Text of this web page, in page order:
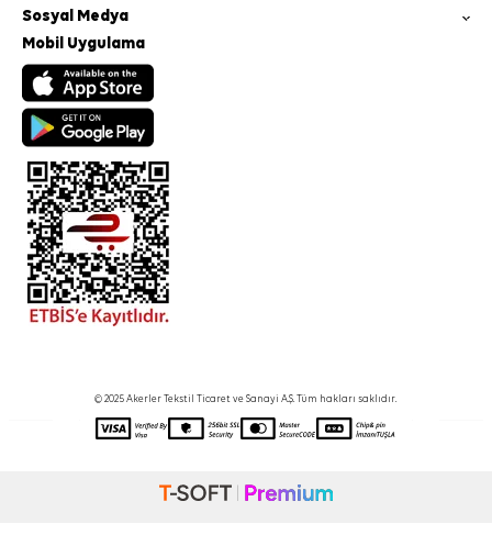
Sosyal Medya
Mobil Uygulama
© 2025 Akerler Tekstil Ticaret ve Sanayi A.Ş. Tüm hakları saklıdır.